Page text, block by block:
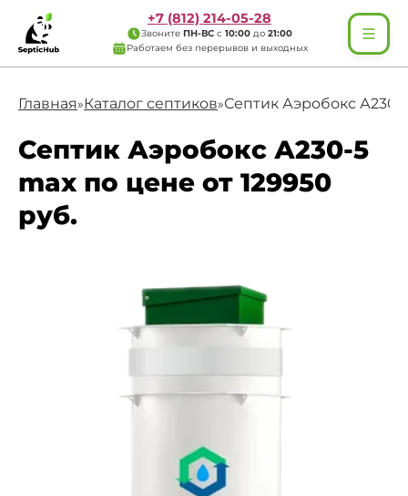
+7 (812) 214-05-28
Звоните ПН-ВС с 10:00 до 21:00
Работаем без перерывов и выходных
Главная»Каталог септиков»Септик Аэробокс А230-
Септик Аэробокс А230-5
max по цене от 129950
руб.